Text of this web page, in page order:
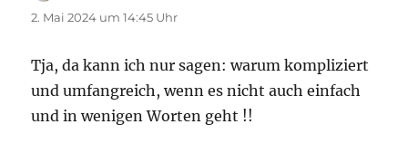
2. Mai 2024 um 14:45 Uhr
Tja, da kann ich nur sagen: warum kompliziert
und umfangreich, wenn es nicht auch einfach
und in wenigen Worten geht !!